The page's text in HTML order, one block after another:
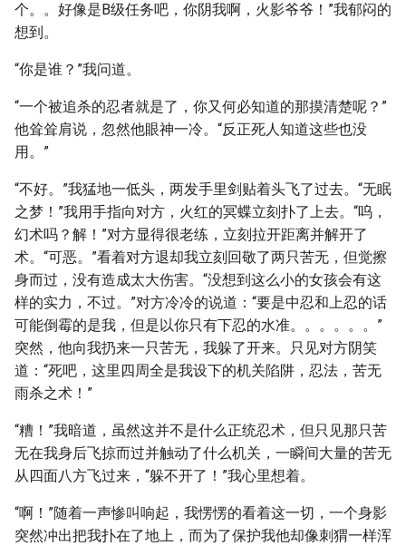
个。。好像是B级任务吧，你阴我啊，火影爷爷！”我郁闷的
想到。
“你是谁？”我问道。
“一个被追杀的忍者就是了，你又何必知道的那摸清楚呢？”
他耸耸肩说，忽然他眼神一冷。“反正死人知道这些也没
用。”
“不好。”我猛地一低头，两发手里剑贴着头飞了过去。“无眠
之梦！”我用手指向对方，火红的冥蝶立刻扑了上去。“呜，
幻术吗？解！”对方显得很老练，立刻拉开距离并解开了
术。“可恶。”看着对方退却我立刻回敬了两只苦无，但觉擦
身而过，没有造成太大伤害。“没想到这么小的女孩会有这
样的实力，不过。”对方冷冷的说道：“要是中忍和上忍的话
可能倒霉的是我，但是以你只有下忍的水准。。。。。。”
突然，他向我扔来一只苦无，我躲了开来。只见对方阴笑
道：“死吧，这里四周全是我设下的机关陷阱，忍法，苦无
雨杀之术！”
“糟！”我暗道，虽然这并不是什么正统忍术，但只见那只苦
无在我身后飞掠而过并触动了什么机关，一瞬间大量的苦无
从四面八方飞过来，“躲不开了！”我心里想着。
“啊！”随着一声惨叫响起，我愣愣的看着这一切，一个身影
突然冲出把我扑在了地上，而为了保护我他却像刺猬一样浑